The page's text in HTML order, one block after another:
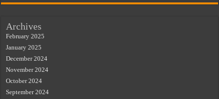
Archives
February 2025
January 2025
December 2024
November 2024
October 2024
September 2024